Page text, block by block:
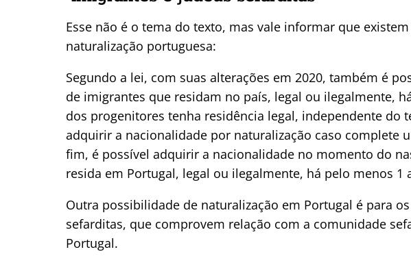
Esse não é o tema do texto, mas vale informar que
naturalização portuguesa:
Segundo a lei, com suas alterações em 2020, também é
de imigrantes que residam no país, legal ou ilegalmente,
dos progenitores tenha residência legal, independente do
adquirir a nacionalidade por naturalização caso complete
fim, é possível adquirir a nacionalidade no momento do
resida em Portugal, legal ou ilegalmente, há pelo menos 1
Outra possibilidade de naturalização em Portugal é para
sefarditas, que comprovem relação com a comunidade
Portugal.